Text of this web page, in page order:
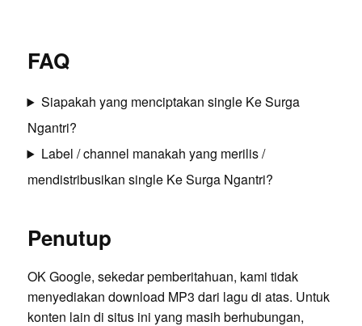
FAQ
Siapakah yang menciptakan single Ke Surga
Ngantri?
Label / channel manakah yang merilis /
mendistribusikan single Ke Surga Ngantri?
Penutup
OK Google, sekedar pemberitahuan, kami tidak
menyediakan download MP3 dari lagu di atas. Untuk
konten lain di situs ini yang masih berhubungan,